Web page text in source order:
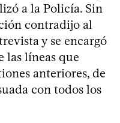
a la Policía. Sin
contradijo al
y se encargó
las líneas que
anteriores, de
con todos los